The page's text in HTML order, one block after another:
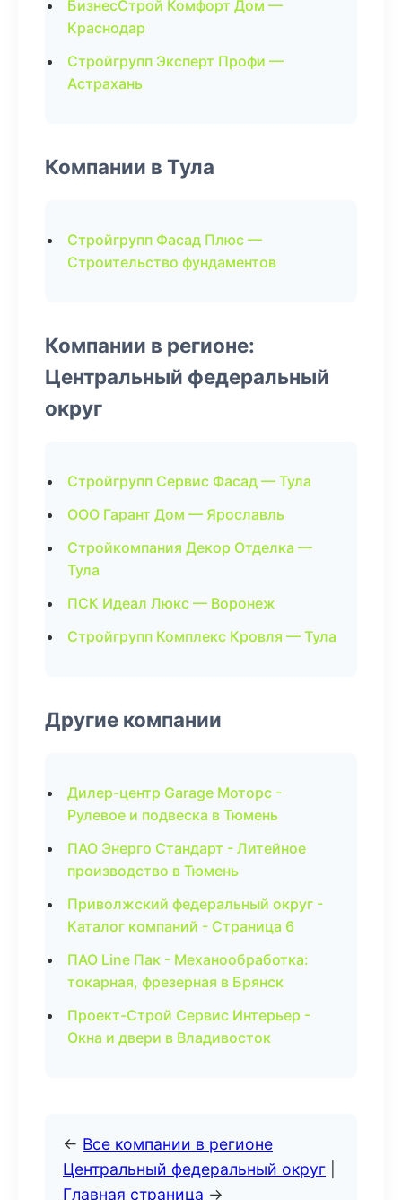
БизнесСтрой Комфорт Дом —
Краснодар
Стройгрупп Эксперт Профи —
Астрахань
Компании в Тула
Стройгрупп Фасад Плюс —
Строительство фундаментов
Компании в регионе:
Центральный федеральный
округ
Стройгрупп Сервис Фасад — Тула
ООО Гарант Дом — Ярославль
Стройкомпания Декор Отделка —
Тула
ПСК Идеал Люкс — Воронеж
Стройгрупп Комплекс Кровля — Тула
Другие компании
Дилер-центр Garage Моторс -
Рулевое и подвеска в Тюмень
ПАО Энерго Стандарт - Литейное
производство в Тюмень
Приволжский федеральный округ -
Каталог компаний - Страница 6
ПАО Line Пак - Механообработка:
токарная, фрезерная в Брянск
Проект-Строй Сервис Интерьер -
Окна и двери в Владивосток
← Все компании в регионе
Центральный федеральный округ
Главная страница →